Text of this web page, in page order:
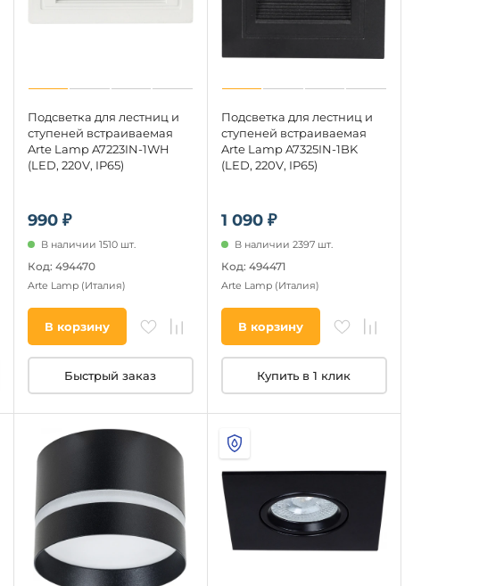
990 ₽
Подсветка для лестниц и
ступеней встраиваемая
Arte Lamp A7223IN-1WH
(LED, 220V, IP65)
В наличии 1510 шт.
Код: 494470
Arte Lamp (Италия)
В корзину
Быстрый заказ
1 090 ₽
Подсветка для лестниц и
ступеней встраиваемая
Arte Lamp A7325IN-1BK
(LED, 220V, IP65)
В наличии 2397 шт.
Код: 494471
Arte Lamp (Италия)
В корзину
Купить в 1 клик